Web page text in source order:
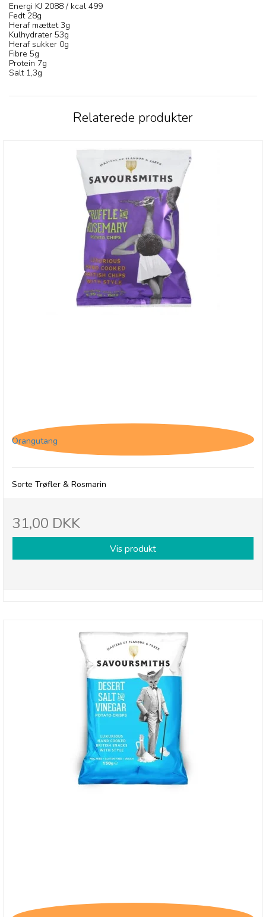
Energi KJ 2088 / kcal 499
Fedt 28g
Heraf mættet 3g
Kulhydrater 53g
Heraf sukker 0g
Fibre 5g
Protein 7g
Salt 1,3g
Relaterede produkter
Orangutang
Sorte Trøfler & Rosmarin
31,00 DKK
Vis produkt